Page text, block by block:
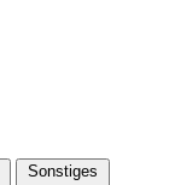
Sonstiges